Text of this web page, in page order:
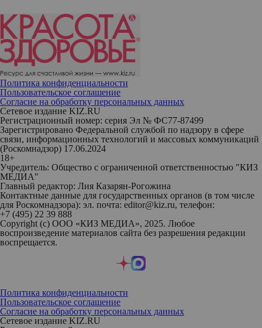
Политика конфиденциальности
Пользовательское соглашение
Согласие на обработку персональных данных
Сетевое издание KIZ.RU
Регистрационный номер: серия Эл № ФС77-87499
Зарегистрировано Федеральной службой по надзору в сфере
связи, информационных технологий и массовых коммуникаций
(Роскомнадзор) 17.06.2024
18+
Учредитель: Общество с ограниченной ответственностью "КИЗ
МЕДИА"
Главный редактор: Лия Казарян-Рогожина
Контактные данные для государственных органов (в том числе
для Роскомнадзора): эл. почта: editor@kiz.ru, телефон:
+7 (495) 22 39 888
Copyright (с) ООО «КИЗ МЕДИА», 2025. Любое
воспроизведение материалов сайта без разрешения редакции
воспрещается.
Политика конфиденциальности
Пользовательское соглашение
Согласие на обработку персональных данных
Сетевое издание KIZ.RU